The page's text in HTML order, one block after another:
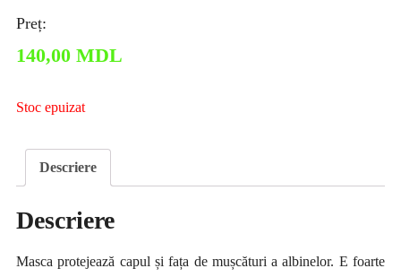
Preț:
140,00 MDL
Stoc epuizat
Descriere
Descriere
Masca protejează capul și fața de mușcături a albinelor. E foarte